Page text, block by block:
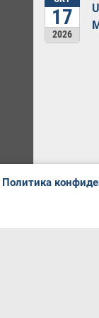
17
2026
Политика